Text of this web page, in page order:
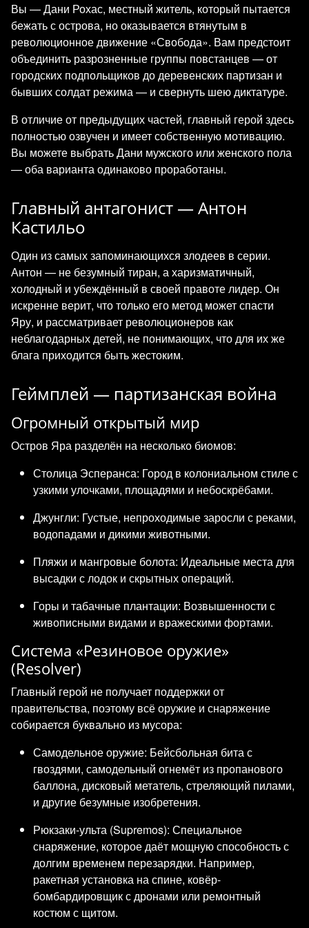
Вы — Дани Рохас, местный житель, который пытается
бежать с острова, но оказывается втянутым в
революционное движение «Свобода». Вам предстоит
объединить разрозненные группы повстанцев — от
городских подпольщиков до деревенских партизан и
бывших солдат режима — и свернуть шею диктатуре.
В отличие от предыдущих частей, главный герой здесь
полностью озвучен и имеет собственную мотивацию.
Вы можете выбрать Дани мужского или женского пола
— оба варианта одинаково проработаны.
Главный антагонист — Антон
Кастильо
Один из самых запоминающихся злодеев в серии.
Антон — не безумный тиран, а харизматичный,
холодный и убеждённый в своей правоте лидер. Он
искренне верит, что только его метод может спасти
Яру, и рассматривает революционеров как
неблагодарных детей, не понимающих, что для их же
блага приходится быть жестоким.
Геймплей — партизанская война
Огромный открытый мир
Остров Яра разделён на несколько биомов:
Столица Эсперанса: Город в колониальном стиле с
узкими улочками, площадями и небоскрёбами.
Джунгли: Густые, непроходимые заросли с реками,
водопадами и дикими животными.
Пляжи и мангровые болота: Идеальные места для
высадки с лодок и скрытных операций.
Горы и табачные плантации: Возвышенности с
живописными видами и вражескими фортами.
Система «Резиновое оружие»
(Resolver)
Главный герой не получает поддержки от
правительства, поэтому всё оружие и снаряжение
собирается буквально из мусора:
Самодельное оружие: Бейсбольная бита с
гвоздями, самодельный огнемёт из пропанового
баллона, дисковый метатель, стреляющий пилами,
и другие безумные изобретения.
Рюкзаки-ульта (Supremos): Специальное
снаряжение, которое даёт мощную способность с
долгим временем перезарядки. Например,
ракетная установка на спине, ковёр-
бомбардировщик с дронами или ремонтный
костюм с щитом.